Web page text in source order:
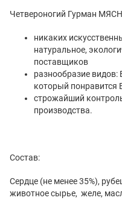
Четвероногий Гурман
никаких
натуральное,
поставщиков
разнообразие
который
строжайший
производства.
Состав:
Сердце (не менее 35%),
животное сырье, желе,